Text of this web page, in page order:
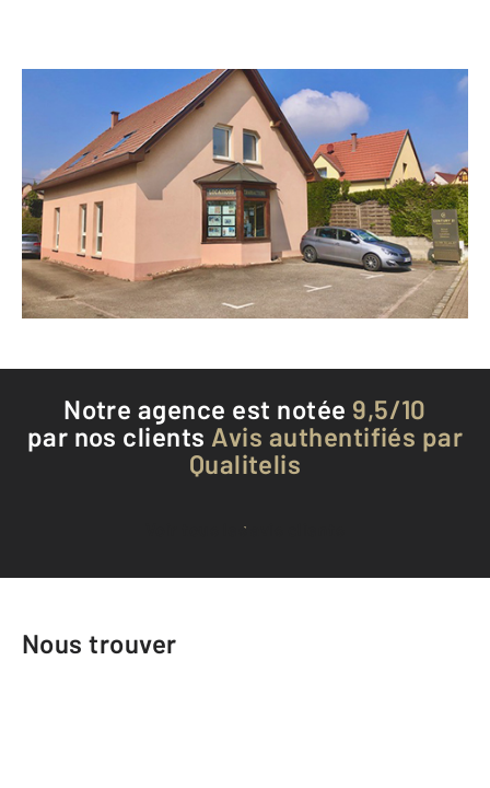
CENTURY 21 Kayser Immobilier
30 route d'Obernai
BISCHOFFSHEIM - 67870
Envoyer un message
Téléphoner à l'agence
Notre agence est notée 9,5/10
par nos clients Avis authentifiés par
Qualitelis
Voir tous les avis clients
Nous trouver